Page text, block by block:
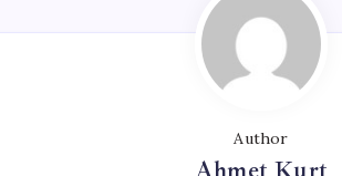
Author